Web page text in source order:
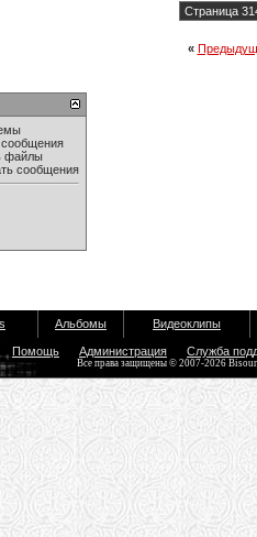
Страница
«
сообщения
файлы
сообщения
Альбомы Видеоклипы
Помощь Администрация Служба
Все права защищены © 2007-2026